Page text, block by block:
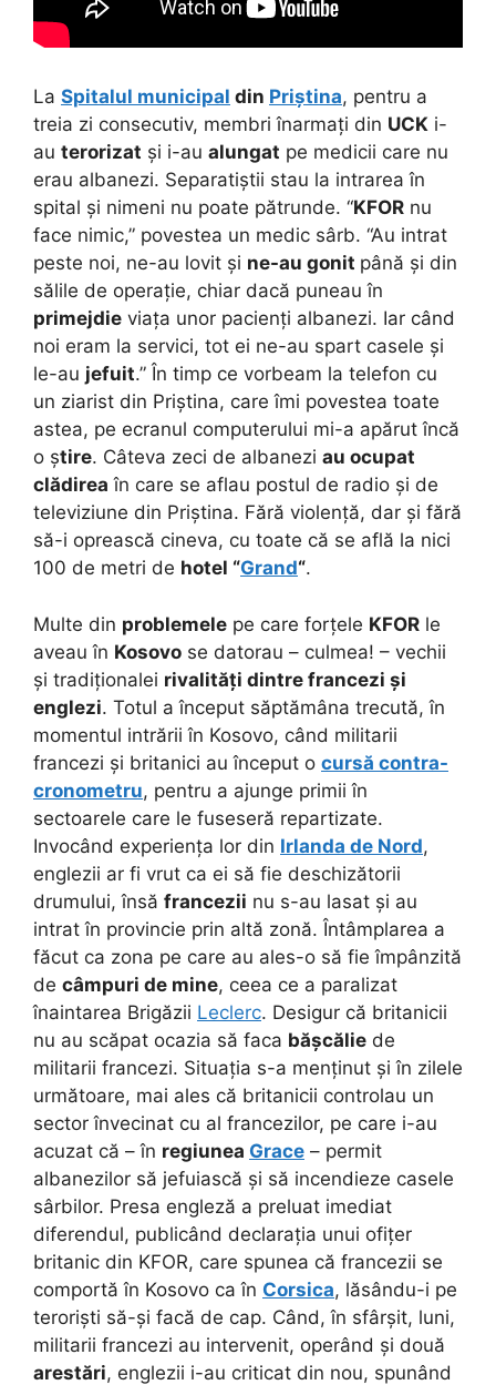
La Spitalul municipal din Priștina, pentru a
treia zi consecutiv, membri înarmați din UCK i-
au terorizat și i-au alungat pe medicii care nu
erau albanezi. Separatiștii stau la intrarea în
spital și nimeni nu poate pătrunde. “KFOR nu
face nimic,” povestea un medic sârb. “Au intrat
peste noi, ne-au lovit și ne-au gonit până și din
sălile de operație, chiar dacă puneau în
primejdie viața unor pacienți albanezi. Iar când
noi eram la servici, tot ei ne-au spart casele și
le-au jefuit.” În timp ce vorbeam la telefon cu
un ziarist din Priștina, care îmi povestea toate
astea, pe ecranul computerului mi-a apărut încă
o știre. Câteva zeci de albanezi au ocupat
clădirea în care se aflau postul de radio și de
televiziune din Priștina. Fără violență, dar și fără
să-i oprească cineva, cu toate că se află la nici
100 de metri de hotel “Grand“.
Multe din problemele pe care forțele KFOR le
aveau în Kosovo se datorau – culmea! – vechii
și tradiționalei rivalități dintre francezi și
englezi. Totul a început săptămâna trecută, în
momentul intrării în Kosovo, când militarii
francezi și britanici au început o cursă contra-
cronometru, pentru a ajunge primii în
sectoarele care le fuseseră repartizate.
Invocând experiența lor din Irlanda de Nord,
englezii ar fi vrut ca ei să fie deschizătorii
drumului, însă francezii nu s-au lasat și au
intrat în provincie prin altă zonă. Întâmplarea a
făcut ca zona pe care au ales-o să fie împânzită
de câmpuri de mine, ceea ce a paralizat
înaintarea Brigăzii Leclerc. Desigur că britanicii
nu au scăpat ocazia să faca bășcălie de
militarii francezi. Situația s-a menținut și în zilele
următoare, mai ales că britanicii controlau un
sector învecinat cu al francezilor, pe care i-au
acuzat că – în regiunea Grace – permit
albanezilor să jefuiască și să incendieze casele
sârbilor. Presa engleză a preluat imediat
diferendul, publicând declarația unui ofițer
britanic din KFOR, care spunea că francezii se
comportă în Kosovo ca în Corsica, lăsându-i pe
teroriști să-și facă de cap. Când, în sfârșit, luni,
militarii francezi au intervenit, operând și două
arestări, englezii i-au criticat din nou, spunând